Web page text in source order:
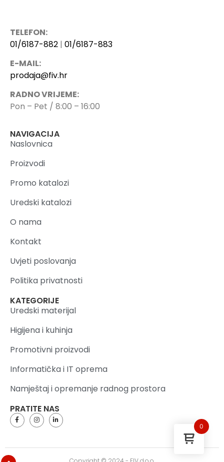
TELEFON:
01/6187-882 | 01/6187-883
E-MAIL:
prodaja@fiv.hr
RADNO VRIJEME:
Pon – Pet / 8:00 – 16:00
NAVIGACIJA
Naslovnica
Proizvodi
Promo katalozi
Uredski katalozi
O nama
Kontakt
Uvjeti poslovanja
Politika privatnosti
KATEGORIJE
Uredski materijal
Higijena i kuhinja
Promotivni proizvodi
Informatička i IT oprema
Namještaj i opremanje radnog prostora
PRATITE NAS
0